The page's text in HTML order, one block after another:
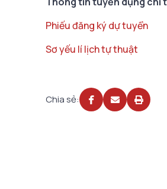
Phiếu đăng ký dự tuyển
Sơ yếu lí lịch tự thuật
Chia sẻ: